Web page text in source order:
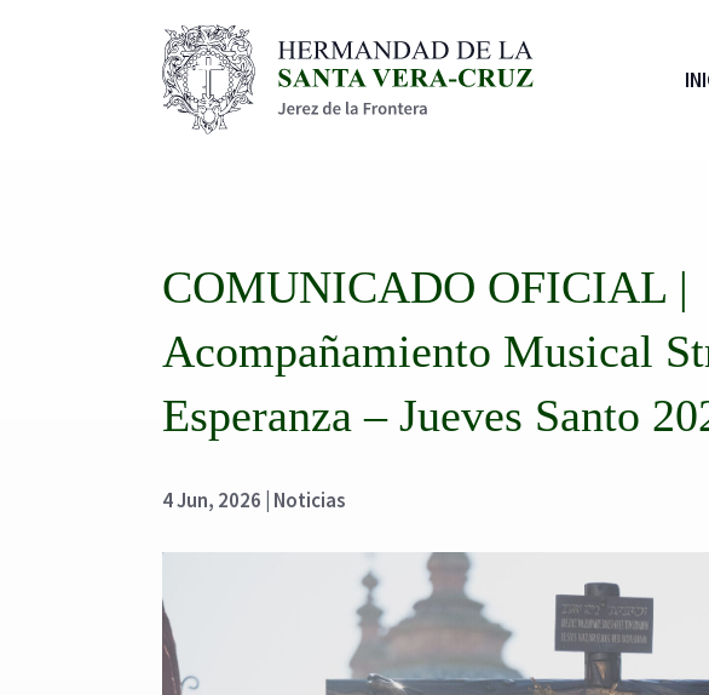
COMUNICADO OFICIAL |
Acompañamiento Musical
Esperanza – Jueves Santo
4 Jun, 2026 Noticias